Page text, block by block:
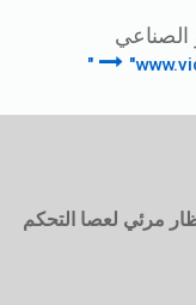
الصناعي
مرئي لعصا التحكم